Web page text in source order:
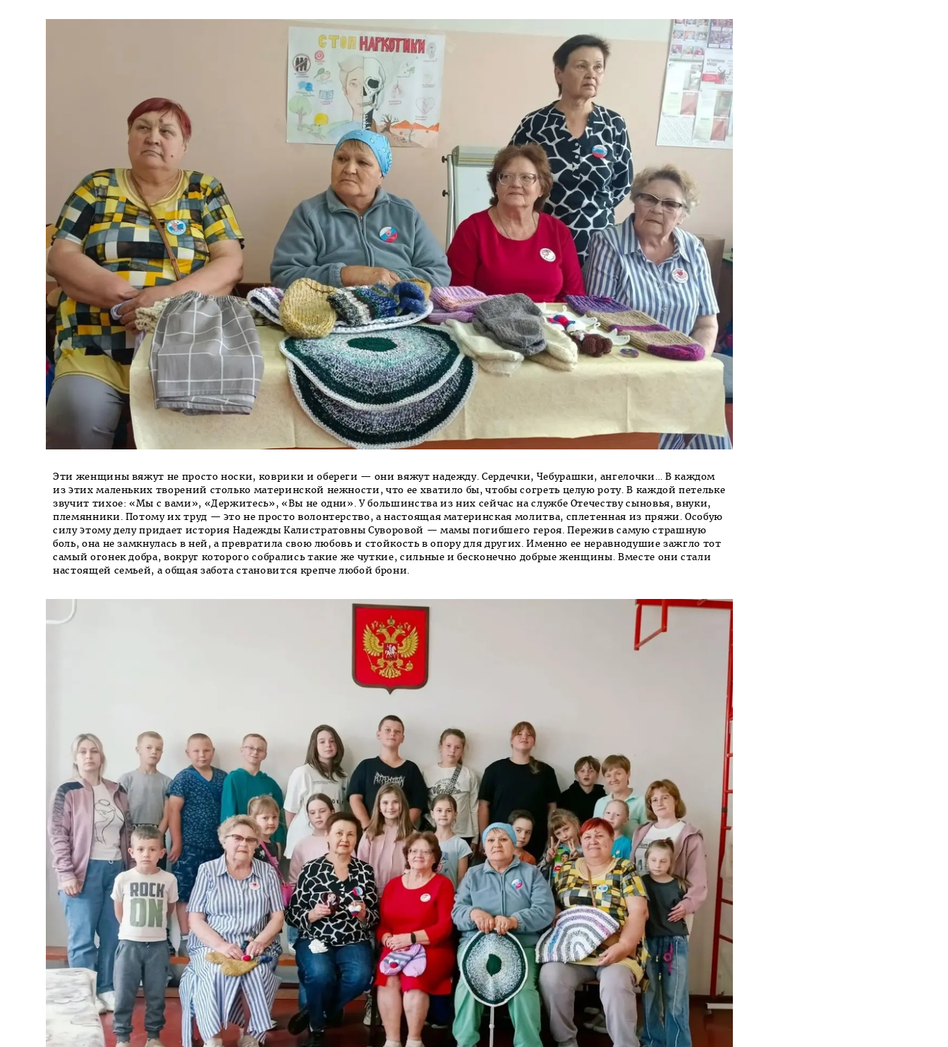
Эти женщины вяжут не просто носки, коврики и обереги — они вяжут надежду. Сердечки, Чебурашки, ангелочки… В каждом
из этих маленьких творений столько материнской нежности, что ее хватило бы, чтобы согреть целую роту. В каждой петельке
звучит тихое: «Мы с вами», «Держитесь», «Вы не одни». У большинства из них сейчас на службе Отечеству сыновья, внуки,
племянники. Потому их труд — это не просто волонтерство, а настоящая материнская молитва, сплетенная из пряжи. Особую
силу этому делу придает история Надежды Калистратовны Суворовой — мамы погибшего героя. Пережив самую страшную
боль, она не замкнулась в ней, а превратила свою любовь и стойкость в опору для других. Именно ее неравнодушие зажгло тот
самый огонек добра, вокруг которого собрались такие же чуткие, сильные и бесконечно добрые женщины. Вместе они стали
настоящей семьей, а общая забота становится крепче любой брони.